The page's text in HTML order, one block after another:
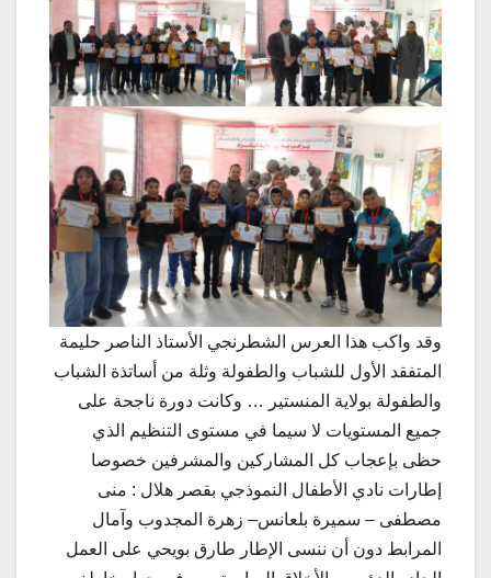
وقد واكب هذا العرس الشطرنجي الأستاذ الناصر حليمة
المتفقد الأول للشباب والطفولة وثلة من أساتذة الشباب
والطفولة بولاية المنستير … وكانت دورة ناجحة على
جميع المستويات لا سيما في مستوى التنظيم الذي
حظى بإعجاب كل المشاركين والمشرفين خصوصا
إطارات نادي الأطفال النموذجي بقصر هلال : منى
مصطفى – سميرة بلعانس– زهرة المجدوب وآمال
المرابط دون أن ننسى الإطار طارق بويحي على العمل